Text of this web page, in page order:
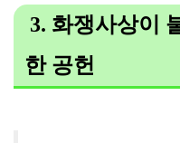
3. 화쟁사상이
한 공헌